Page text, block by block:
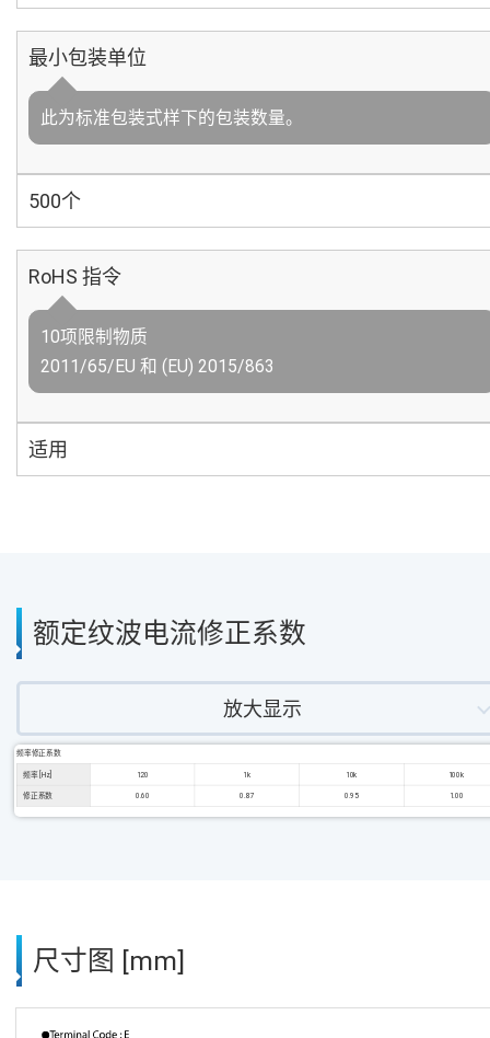
最小包装单位
此为标准包装式样下的包装数量。
500个
RoHS 指令
10项限制物质
2011/65/EU 和 (EU) 2015/863
适用
额定纹波电流修正系数
放大显示
频率修正系数
频率 [Hz] 120 1k 10k 100k
修正系数 0.60 0.87 0.95 1.00
尺寸图 [mm]